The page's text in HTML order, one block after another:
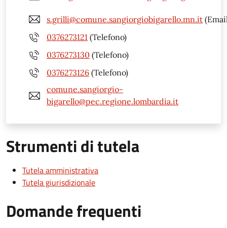
s.grilli@comune.sangiorgiobigarello.mn.it
0376273121 (Telefono)
0376273130 (Telefono)
0376273126 (Telefono)
comune.sangiorgio-
bigarello@pec.regione.lombardia.it
Strumenti di tutela
Tutela amministrativa
Tutela giurisdizionale
Domande frequenti